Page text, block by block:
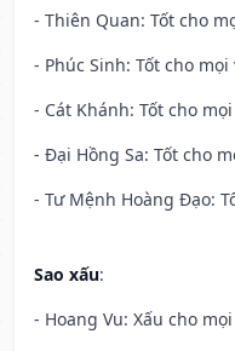
- Thiên Quan: Tốt cho
- Phúc Sinh: Tốt cho mọi
- Cát Khánh: Tốt cho
- Đại Hồng Sa: Tốt cho
- Tư Mệnh Hoàng Đạo:
Sao xấu:
- Hoang Vu: Xấu cho